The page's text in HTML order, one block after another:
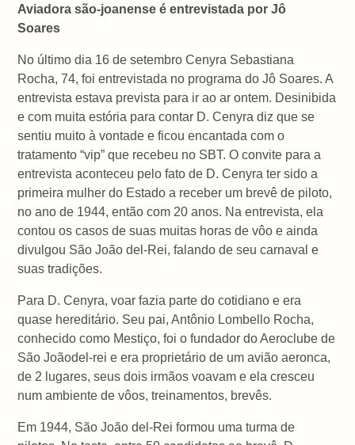
Aviadora são-joanense é entrevistada por Jô
Soares
No último dia 16 de setembro Cenyra Sebastiana
Rocha, 74, foi entrevistada no programa do Jô Soares. A
entrevista estava prevista para ir ao ar ontem. Desinibida
e com muita estória para contar D. Cenyra diz que se
sentiu muito à vontade e ficou encantada com o
tratamento “vip” que recebeu no SBT. O convite para a
entrevista aconteceu pelo fato de D. Cenyra ter sido a
primeira mulher do Estado a receber um brevê de piloto,
no ano de 1944, então com 20 anos. Na entrevista, ela
contou os casos de suas muitas horas de vôo e ainda
divulgou São João del-Rei, falando de seu carnaval e
suas tradições.
Para D. Cenyra, voar fazia parte do cotidiano e era
quase hereditário. Seu pai, Antônio Lombello Rocha,
conhecido como Mestiço, foi o fundador do Aeroclube de
São Joãodel-rei e era proprietário de um avião aeronca,
de 2 lugares, seus dois irmãos voavam e ela cresceu
num ambiente de vôos, treinamentos, brevês.
Em 1944, São João del-Rei formou uma turma de